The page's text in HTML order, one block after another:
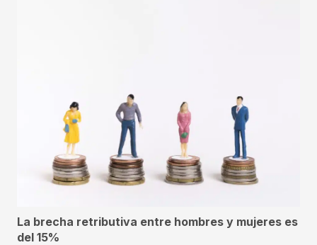
La brecha retributiva entre hombres y mujeres es
del 15%